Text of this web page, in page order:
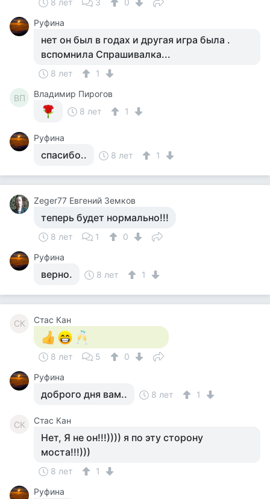
8 лет 3
0
Руфина
нет он был в годах и другая игра была .
вспомнила Спрашивалка...
8 лет 1
ВП
Владимир Пирогов
8 лет
1
Руфина
спасибо.. 8 лет 1
Zeger77 Евгений Земков
теперь будет нормально!!!
8 лет 1
0
Руфина
верно. 8 лет 1
СК Стас Кан
8 лет 5
0
Руфина
доброго дня вам.. 8 лет 1
СК Стас Кан
Нет, Я не он!!!)))) я по эту сторону
моста!!!)))
8 лет
1
Руфина